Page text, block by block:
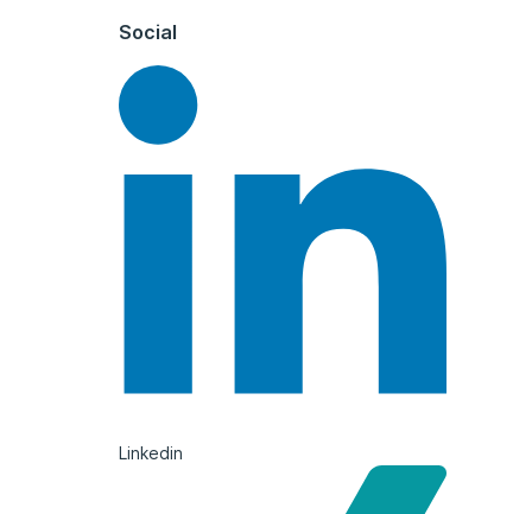
Social
Linkedin